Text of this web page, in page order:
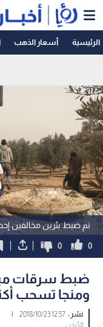
الرئيسية أسعار الذهب
تم ضبط بئرين مخالفين
0
0
ضبط سرقات
ومنجا تسحب أكثر من 2000 متر
نشر :12:57 2018/10/23
|
الأردن